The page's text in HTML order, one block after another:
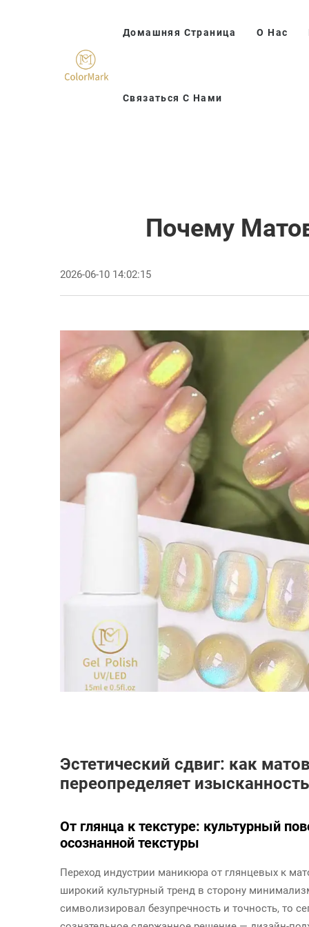
Домашняя Страница О Нас
Связаться С Нами
Почему
2026-06-10 14:02:15
Эстетический сдвиг: как
переопределяет
От глянца к текстуре: культурный
осознанной текстуры
Переход индустрии маникюра от глянцевых к
широкий культурный тренд в сторону
символизировал безупречность и точность, то